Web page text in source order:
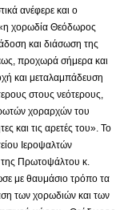
ανέφερε και ο
χορωδία Θεόδωρος
και διάσωση της
προχωρά σήμερα και
και μεταλαμπάδευση
στους νεότερους,
χοραρχών του
και τις αρετές του». Το
Ιεροψαλτών
Πρωτοψάλτου κ.
με θαυμάσιο τρόπο τα
των χορωδιών και των